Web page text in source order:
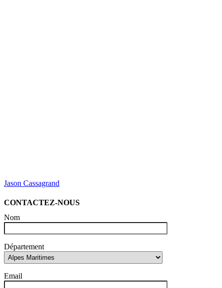
Jason Cassagrand
CONTACTEZ-NOUS
Nom
Département
Email